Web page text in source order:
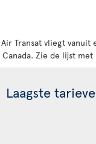
Air Transat vliegt vanuit
Canada. Zie de lijst
Laagste